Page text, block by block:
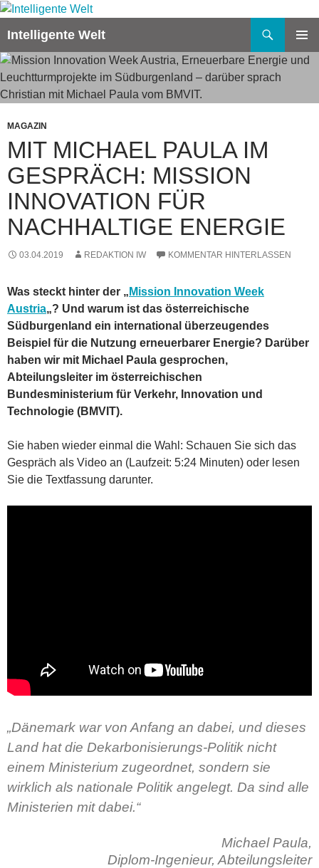
Zum
springen
Intelligente Welt
MENÜ
MAGAZIN
MIT MICHAEL PAULA IM
GESPRÄCH: MISSION
INNOVATION FÜR
NACHHALTIGE ENERGIE
03.04.2019 REDAKTION IW KOMMENTAR HINTERLASSEN
Was steckt hinter der „ Mission Innovation Week
Austria„? Und warum ist das österreichische
Südburgenland ein international überzeugendes
Beispiel für die Nutzung erneuerbarer Energie? Darüber
haben wir mit Michael Paula gesprochen,
Abteilungsleiter im österreichischen
Bundesministerium für Verkehr, Innovation und
Technologie (BMVIT).
Sie haben wieder einmal die Wahl: Schauen Sie sich das
Gespräch als Video an (Laufzeit: 5:24 Minuten) oder lesen
Sie die Textfassung darunter.
„Dänemark war von Anfang an dabei, und dieses
Land hat die Dekarbonisierungs-Politik nicht
einem Ministerium zugeordnet, sondern sie
wirklich als nationale Politik angelegt. Da sind alle
Ministerien mit dabei.“
Michael Paula,
Diplom-Ingenieur, Abteilungsleiter